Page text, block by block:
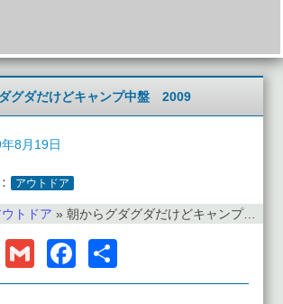
グダだけどキャンプ中盤 2009
8月19日
アウトドア
ウトドア » 朝からグダグダだけどキャンプ中盤 2009
Line GmailFacebook
有